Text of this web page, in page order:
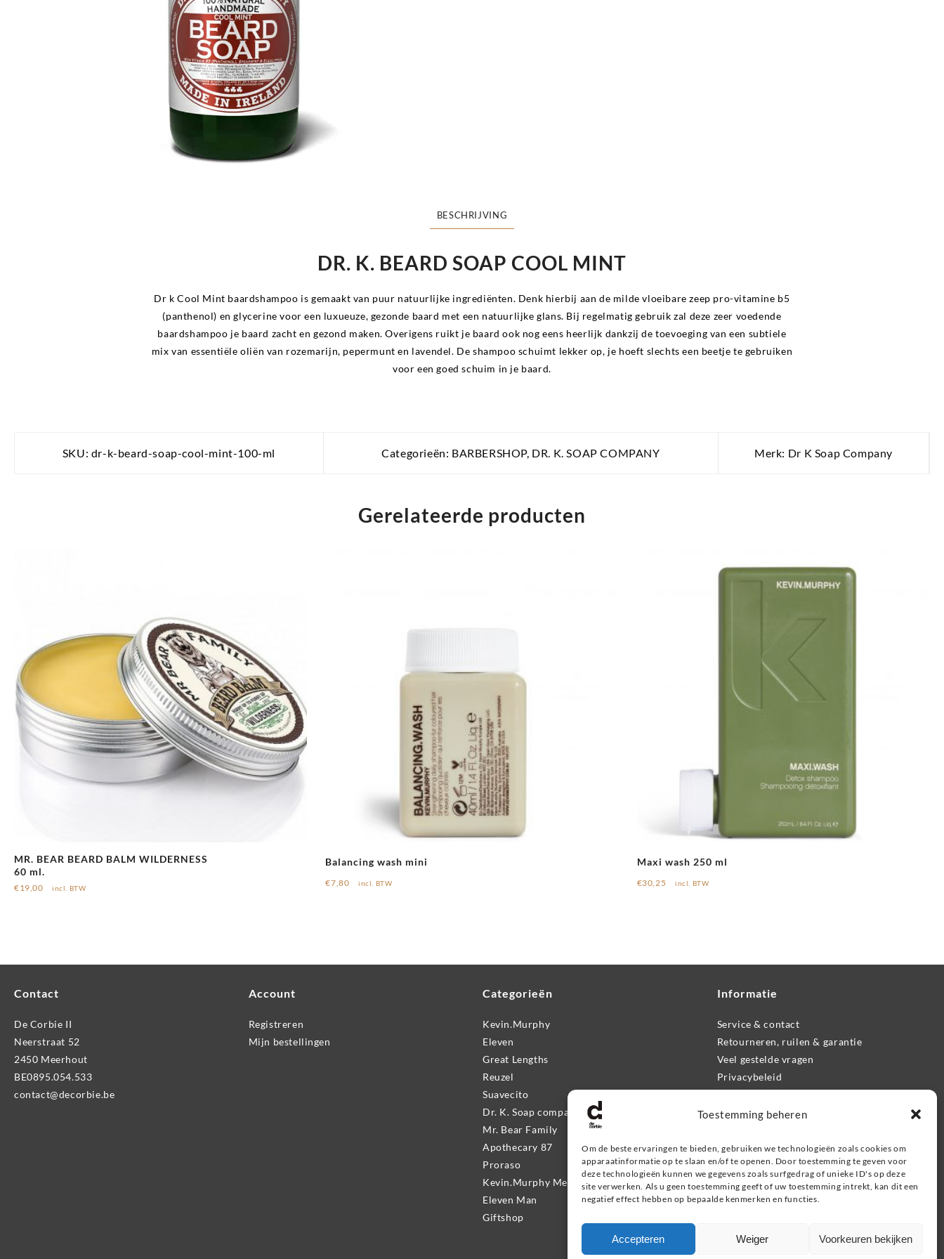
Toestemming beheren
Om de beste ervaringen te bieden, gebruiken we technologieën zoals cookies om
apparaatinformatie op te slaan en/of te openen. Door toestemming te geven voor
deze technologieën kunnen we gegevens zoals surfgedrag of unieke ID's op deze
site verwerken. Als u geen toestemming geeft of uw toestemming intrekt, kan dit een
negatief effect hebben op bepaalde kenmerken en functies.
Accepteren Weiger Voorkeuren bekijken
BESCHRIJVING
DR. K. BEARD SOAP COOL MINT
Dr k Cool Mint baardshampoo is gemaakt van puur natuurlijke ingrediënten. Denk hierbij aan de milde vloeibare zeep pro-vitamine b5
(panthenol) en glycerine voor een luxueuze, gezonde baard met een natuurlijke glans. Bij regelmatig gebruik zal deze zeer voedende
baardshampoo je baard zacht en gezond maken. Overigens ruikt je baard ook nog eens heerlijk dankzij de toevoeging van een subtiele
mix van essentiële oliën van rozemarijn, pepermunt en lavendel. De shampoo schuimt lekker op, je hoeft slechts een beetje te gebruiken
voor een goed schuim in je baard.
SKU: dr-k-beard-soap-cool-mint-100-ml Categorieën: BARBERSHOP, DR. K. SOAP COMPANY Merk: Dr K Soap Company
Gerelateerde producten
MR. BEAR BEARD BALM WILDERNESS
60 ml.
€19,00 incl. BTW
Balancing wash mini
€7,80 incl. BTW
Maxi wash 250 ml
€30,25 incl. BTW
Contact
De Corbie II
Neerstraat 52
2450 Meerhout
BE0895.054.533
contact@decorbie.be
Account
Registreren
Mijn bestellingen
Categorieën
Kevin.Murphy
Eleven
Great Lengths
Reuzel
Suavecito
Dr. K. Soap company
Mr. Bear Family
Apothecary 87
Proraso
Kevin.Murphy Men
Eleven Man
Giftshop
Informatie
Service & contact
Retourneren, ruilen & garantie
Veel gestelde vragen
Privacybeleid
Zoeken